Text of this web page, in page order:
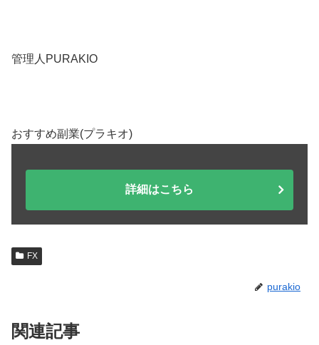
管理人PURAKIO
おすすめ副業(プラキオ)
詳細はこちら
FX
purakio
関連記事